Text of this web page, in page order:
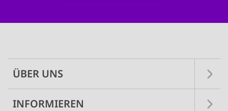
ÜBER UNS
INFORMIEREN